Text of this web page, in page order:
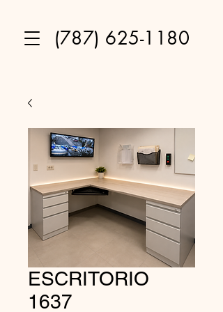
(787) 625-1180
ESCRITORIO
1637